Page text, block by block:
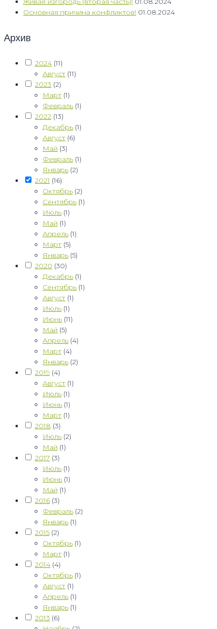
Основная причина конфликтов! 01.08.2024
Архив
2024 (11)
Август (11)
2023 (2)
Март (1)
Февраль (1)
2022 (13)
Декабрь (1)
Август (6)
Май (3)
Февраль (1)
Январь (2)
2021 (16)
Октябрь (2)
Сентябрь (1)
Июль (1)
Май (1)
Апрель (1)
Март (5)
Январь (5)
2020 (30)
Декабрь (1)
Сентябрь (1)
Август (1)
Июль (1)
Июнь (11)
Май (5)
Апрель (4)
Март (4)
Январь (2)
2019 (4)
Август (1)
Июль (1)
Июнь (1)
Март (1)
2018 (3)
Июль (2)
Май (1)
2017 (3)
Июль (1)
Июнь (1)
Май (1)
2016 (3)
Февраль (2)
Январь (1)
2015 (2)
Октябрь (1)
Март (1)
2014 (4)
Октябрь (1)
Август (1)
Апрель (1)
Январь (1)
2013 (6)